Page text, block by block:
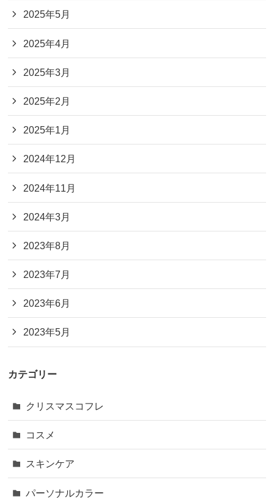
2025年5月
2025年4月
2025年3月
2025年2月
2025年1月
2024年12月
2024年11月
2024年3月
2023年8月
2023年7月
2023年6月
2023年5月
カテゴリー
クリスマスコフレ
コスメ
スキンケア
パーソナルカラー